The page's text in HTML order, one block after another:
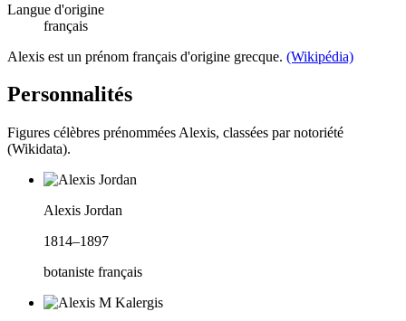
Langue d'origine
français
Alexis est un prénom français d'origine grecque. (Wikipédia)
Personnalités
Figures célèbres prénommées Alexis, classées par notoriété
(Wikidata).
Alexis Jordan
1814–1897
botaniste français